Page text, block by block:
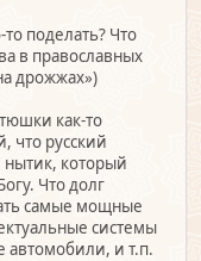
поделать? Что
в православных
дрожжах»)
как-то
что русский
нытик, который
Что долг
самые мощные
системы
автомобили, и т.п.